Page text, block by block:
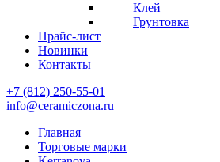
Клей
Грунтовка
Прайс-лист
Новинки
Контакты
+7 (812) 250-55-01
info@ceramiczona.ru
Главная
Торговые марки